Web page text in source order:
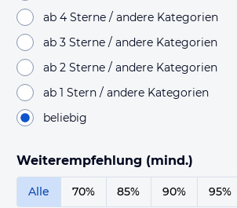
ab 4 Sterne / andere Kategorien
ab 3 Sterne / andere Kategorien
ab 2 Sterne / andere Kategorien
ab 1 Stern / andere Kategorien
beliebig
Weiterempfehlung (mind.)
Alle 70% 85% 90% 95%